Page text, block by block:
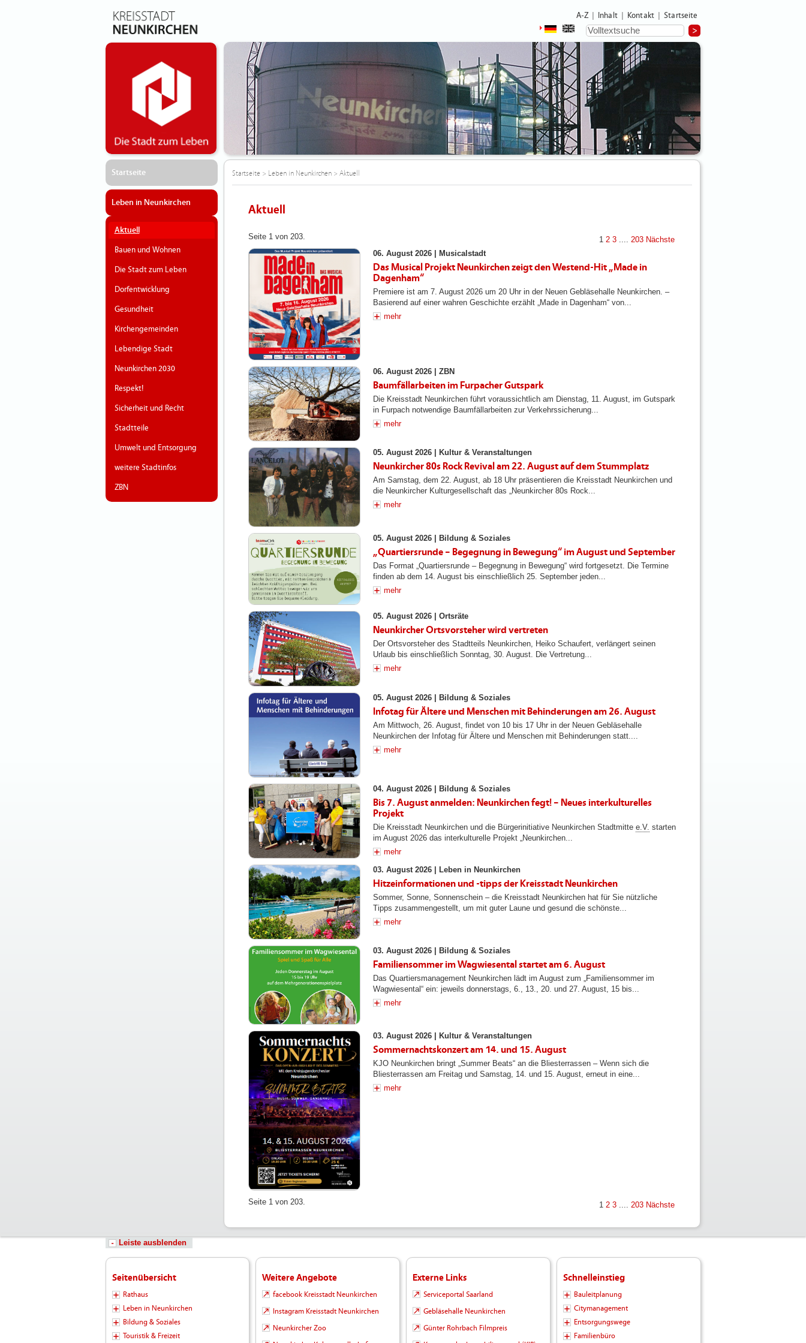
A-Z Inhalt Kontakt Startseite
Startseite
Leben in Neunkirchen
Aktuell
Bauen und Wohnen
Die Stadt zum Leben
Dorfentwicklung
Gesundheit
Kirchengemeinden
Lebendige Stadt
Neunkirchen 2030
Respekt!
Sicherheit und Recht
Stadtteile
Umwelt und Entsorgung
weitere Stadtinfos
ZBN
Startseite> Leben in Neunkirchen> Aktuell
Aktuell
Seite 1 von 203. 1 2 3 .... 203 Nächste
06. August 2026 |
Musicalstadt
Das Musical Projekt Neunkirchen zeigt den Westend-Hit „Made in
Dagenham“
Premiere ist am 7. August 2026 um 20 Uhr in der Neuen Gebläsehalle Neunkirchen. –
Basierend auf einer wahren Geschichte erzählt „Made in Dagenham“ von...
mehr
06. August 2026 |ZBN
Baumfällarbeiten im Furpacher Gutspark
Die Kreisstadt Neunkirchen führt voraussichtlich am Dienstag, 11. August, im Gutspark
in Furpach notwendige Baumfällarbeiten zur Verkehrssicherung...
mehr
05. August 2026 | Kultur & Veranstaltungen
Neunkircher 80s Rock Revival am 22. August auf dem Stummplatz
Am Samstag, dem 22. August, ab 18 Uhr präsentieren die Kreisstadt Neunkirchen und
die Neunkircher Kulturgesellschaft das „Neunkircher 80s Rock...
mehr
05. August 2026 |Bildung & Soziales
„Quartiersrunde – Begegnung in Bewegung“ im August und September
Das Format „Quartiersrunde – Begegnung in Bewegung“ wird fortgesetzt. Die Termine
finden ab dem 14. August bis einschließlich 25. September jeden...
mehr
05. August 2026 |Ortsräte
Neunkircher Ortsvorsteher wird vertreten
Der Ortsvorsteher des Stadtteils Neunkirchen, Heiko Schaufert, verlängert seinen
Urlaub bis einschließlich Sonntag, 30. August. Die Vertretung...
mehr
05. August 2026 |Bildung & Soziales
Infotag für Ältere und Menschen mit Behinderungen am 26. August
Am Mittwoch, 26. August, findet von 10 bis 17 Uhr in der Neuen Gebläsehalle
Neunkirchen der Infotag für Ältere und Menschen mit Behinderungen statt....
mehr
04. August 2026 | Bildung & Soziales
Bis 7. August anmelden: Neunkirchen fegt! – Neues interkulturelles
Projekt
Die Kreisstadt Neunkirchen und die Bürgerinitiative Neunkirchen Stadtmittee.V. starten
im August 2026 das interkulturelle Projekt „Neunkirchen...
mehr
03. August 2026 |
Leben in Neunkirchen
Hitzeinformationen und -tipps der Kreisstadt Neunkirchen
Sommer, Sonne, Sonnenschein – die Kreisstadt Neunkirchen hat für Sie nützliche
Tipps zusammengestellt, um mit guter Laune und gesund die schönste...
mehr
03. August 2026 | Bildung & Soziales
Familiensommer im Wagwiesental startet am 6. August
Das Quartiersmanagement Neunkirchen lädt im August zum „Familiensommer im
Wagwiesental“ ein: jeweils donnerstags, 6., 13., 20. und 27. August, 15 bis...
mehr
03. August 2026 | Kultur & Veranstaltungen
Sommernachtskonzert am 14. und 15. August
KJO Neunkirchen bringt „Summer Beats“ an die Bliesterrassen – Wenn sich die
Bliesterrassen am Freitag und Samstag, 14. und 15. August, erneut in eine...
mehr
Seite 1 von 203. 1 2 3 .... 203 Nächste
Leiste ausblenden
Seitenübersicht
Rathaus
Leben in Neunkirchen
Bildung & Soziales
Touristik & Freizeit
Weitere Angebote
facebook Kreisstadt Neunkirchen
Instagram Kreisstadt Neunkirchen
Neunkircher Zoo
Externe Links
Serviceportal Saarland
Gebläsehalle Neunkirchen
Günter Rohrbach Filmpreis
Schnelleinstieg
Bauleitplanung
Citymanagement
Entsorgungswege
Familienbüro